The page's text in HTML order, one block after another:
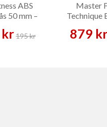
ABS
50 mm –
kr195 kr
Master
Technique
879